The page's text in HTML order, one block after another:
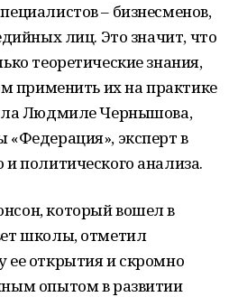
– бизнесменов,
лиц. Это значит, что
теоретические знания,
применить их на практике
Людмиле Чернышова,
«Федерация», эксперт в
политического анализа.
который вошел в
школы, отметил
ее открытия и скромно
опытом в развитии